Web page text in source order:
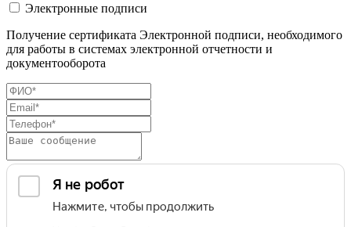
Электронные подписи
Получение сертификата Электронной подписи, необходимого
для работы в системах электронной отчетности и
документооборота